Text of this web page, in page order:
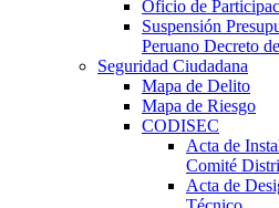
Oficio de
Suspensión
Peruano Decreto
Seguridad Ciudadana
Mapa de Delito
Mapa de Riesgo
CODISEC
Acta de
Comité
Acta de